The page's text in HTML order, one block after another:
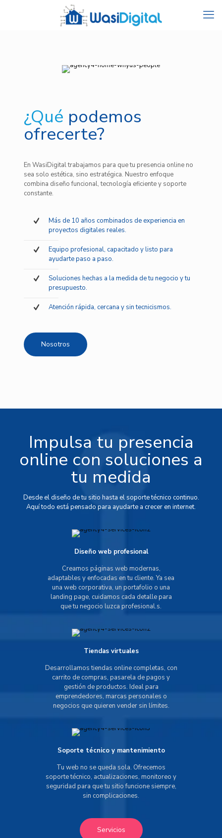
¿Qué podemos
ofrecerte?
En WasiDigital trabajamos para que tu presencia online no
sea solo estética, sino estratégica. Nuestro enfoque
combina diseño funcional, tecnología eficiente y soporte
constante.
Más de 10 años combinados de experiencia en
proyectos digitales reales.
Equipo profesional, capacitado y listo para
ayudarte paso a paso.
Soluciones hechas a la medida de tu negocio y tu
presupuesto.
Atención rápida, cercana y sin tecnicismos.
Nosotros
Impulsa tu presencia
online con soluciones a
tu medida
Desde el diseño de tu sitio hasta el soporte técnico continuo.
Aquí todo está pensado para ayudarte a crecer en internet.
Diseño web profesional
Creamos páginas web modernas,
adaptables y enfocadas en tu cliente. Ya sea
una web corporativa, un portafolio o una
landing page, cuidamos cada detalle para
que tu negocio luzca profesional.s.
Tiendas virtuales
Desarrollamos tiendas online completas, con
carrito de compras, pasarela de pagos y
gestión de productos. Ideal para
emprendedores, marcas personales o
negocios que quieren vender sin límites.
Soporte técnico y mantenimiento
Tu web no se queda sola. Ofrecemos
soporte técnico, actualizaciones, monitoreo y
seguridad para que tu sitio funcione siempre,
sin complicaciones.
Servicios